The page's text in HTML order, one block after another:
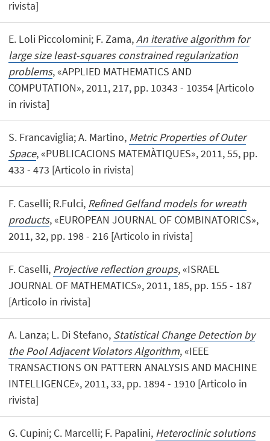
rivista]
E. Loli Piccolomini; F. Zama,An iterative algorithm for
large size least-squares constrained regularization
problems, «APPLIED MATHEMATICS AND
COMPUTATION», 2011, 217, pp. 10343 - 10354 [Articolo
in rivista]
S. Francaviglia; A. Martino, Metric Properties of Outer
Space, «PUBLICACIONS MATEMÀTIQUES», 2011, 55, pp.
433 - 473 [Articolo in rivista]
F. Caselli; R.Fulci, Refined Gelfand models for wreath
products, «EUROPEAN JOURNAL OF COMBINATORICS»,
2011, 32, pp. 198 - 216 [Articolo in rivista]
F. Caselli, Projective reflection groups, «ISRAEL
JOURNAL OF MATHEMATICS», 2011, 185, pp. 155 - 187
[Articolo in rivista]
A. Lanza; L. Di Stefano, Statistical Change Detection by
the Pool Adjacent Violators Algorithm, «IEEE
TRANSACTIONS ON PATTERN ANALYSIS AND MACHINE
INTELLIGENCE», 2011, 33, pp. 1894 - 1910 [Articolo in
rivista]
G. Cupini; C. Marcelli; F. Papalini, Heteroclinic solutions